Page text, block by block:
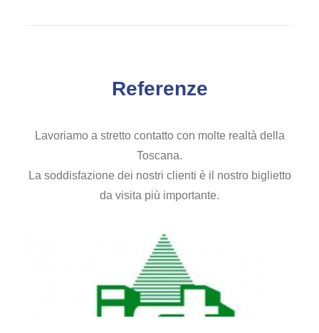
Referenze
Lavoriamo a stretto contatto con molte realtà della
Toscana.
La soddisfazione dei nostri clienti è il nostro biglietto
da visita più importante.